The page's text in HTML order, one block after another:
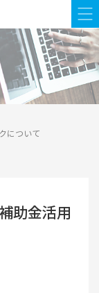
について
助金活用